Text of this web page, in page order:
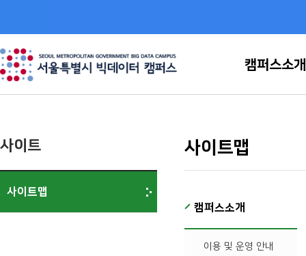
캠퍼스소개
분석 환경 안내
사이트
사이트맵
사이트맵
캠퍼스소개
•이용 및 운영 안내